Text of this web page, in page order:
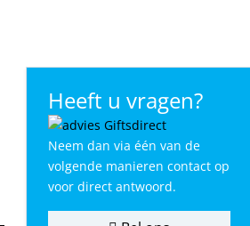
Heeft u vragen?
Neem dan via één van de
volgende manieren contact op
voor direct antwoord.